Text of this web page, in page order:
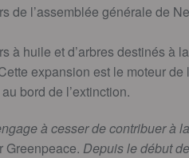
de l’assemblée générale de
à huile et d’arbres destinés à
expansion est le moteur de
bord de l’extinction.
à cesser de contribuer à
Greenpeace. Depuis le début